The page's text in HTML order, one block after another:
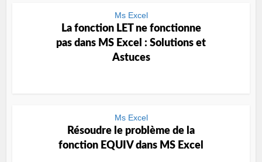
Ms Excel
La fonction LET ne fonctionne
pas dans MS Excel : Solutions et
Astuces
Ms Excel
Résoudre le problème de la
fonction EQUIV dans MS Excel